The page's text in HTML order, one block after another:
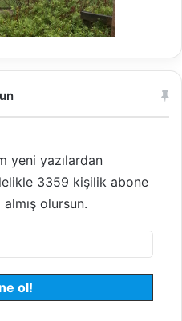
yeni yazılardan
3359 kişilik abone
olursun.